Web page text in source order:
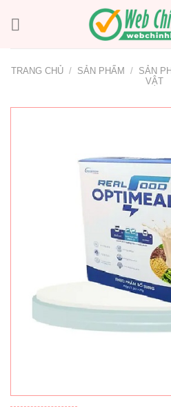
qua
TRANG CHỦ / SẢN PHẨM / SẢN
VẬT